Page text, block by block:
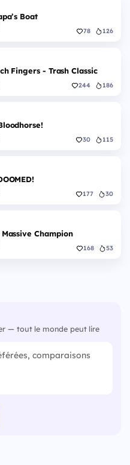
Boat
78 126
Fingers - Trash Classic
244 186
30 115
177 30
Champion
168 53
— tout le monde peut lire